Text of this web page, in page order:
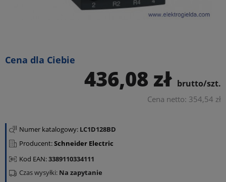
Cena dla Ciebie
436,08 zł brutto/szt.
Cena netto: 354,54 zł
Numer katalogowy: LC1D128BD
Producent:Schneider Electric
Kod EAN:3389110334111
Czas wysyłki: Na zapytanie